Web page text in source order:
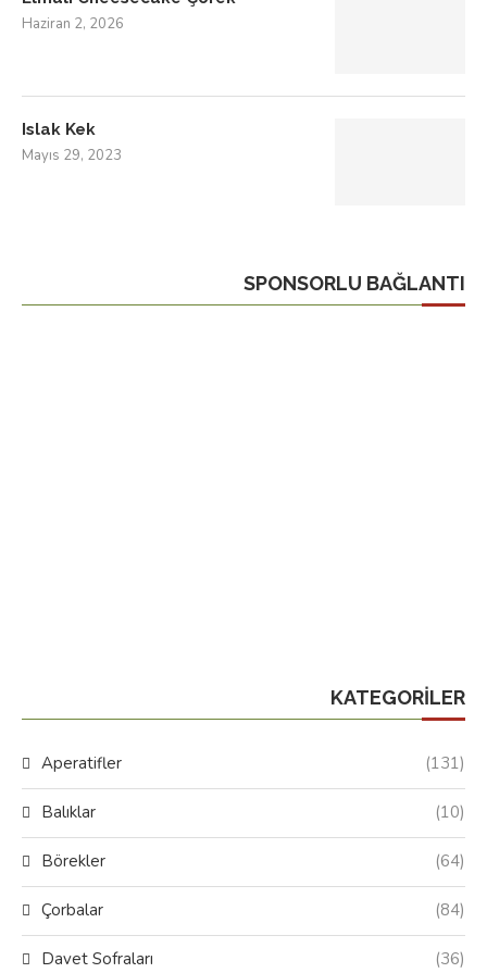
Haziran 2, 2026
Islak Kek
Mayıs 29, 2023
SPONSORLU BAĞLANTI
KATEGORILER
Aperatifler (131)
Balıklar (10)
Börekler (64)
Çorbalar (84)
Davet Sofraları (36)